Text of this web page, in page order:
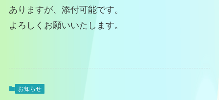
ありますが、添付可能です。
よろしくお願いいたします。
お知らせ